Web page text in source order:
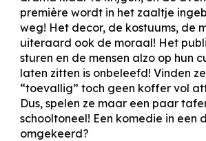
première wordt in het zaaltje
weg! Het decor, de kostuums, de
uiteraard ook de moraal! Het
sturen en de mensen alzo op hun
laten zitten is onbeleefd! Vinden
“toevallig” toch geen koffer vol
Dus, spelen ze maar een paar
schooltoneel! Een komedie in een
omgekeerd?